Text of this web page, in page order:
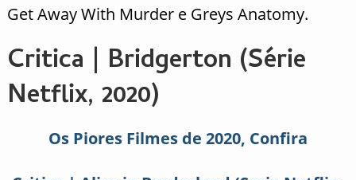
Get Away With Murder e Greys Anatomy.
Critica | Bridgerton (Série
Netflix, 2020)
Os Piores Filmes de 2020, Confira